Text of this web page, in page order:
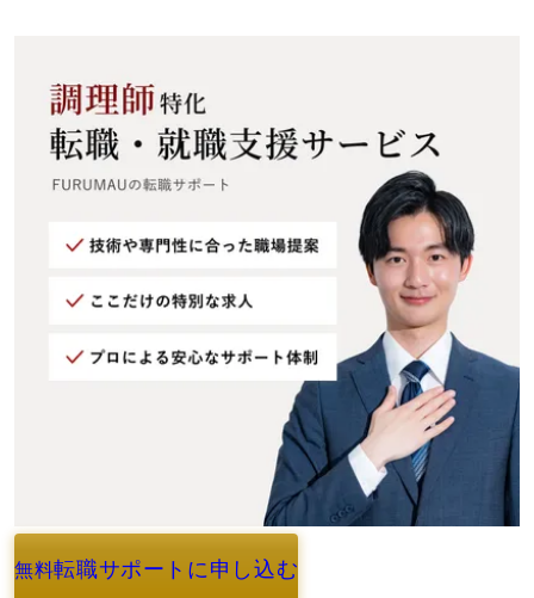
無料転職サポートに申し込む
よくあるご質問